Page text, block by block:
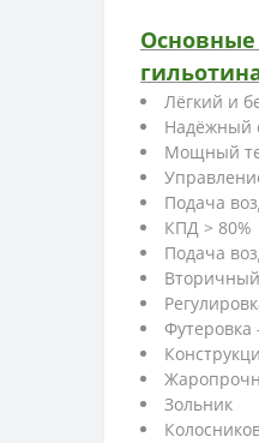
Основные
Лёгкий и
Надёжный
Мощный
Подача
КПД > 80%
Подача
Футеровка
Зольник